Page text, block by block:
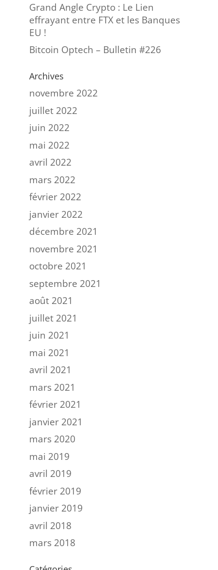
Grand Angle Crypto : Le Lien
effrayant entre FTX et les Banques
EU !
Bitcoin Optech – Bulletin #226
Archives
novembre 2022
juillet 2022
juin 2022
mai 2022
avril 2022
mars 2022
février 2022
janvier 2022
décembre 2021
novembre 2021
octobre 2021
septembre 2021
août 2021
juillet 2021
juin 2021
mai 2021
avril 2021
mars 2021
février 2021
janvier 2021
mars 2020
mai 2019
avril 2019
février 2019
janvier 2019
avril 2018
mars 2018